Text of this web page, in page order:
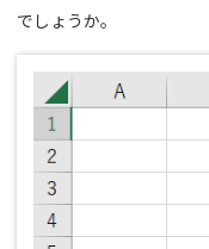
でしょうか。